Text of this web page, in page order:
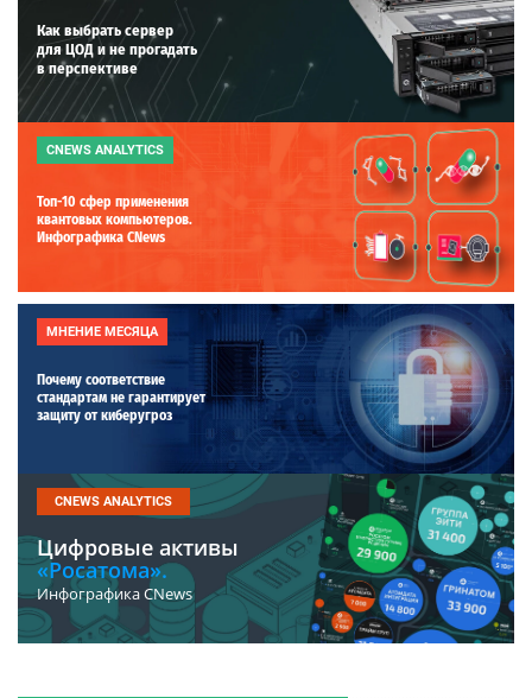
Как выбрать сервер
для ЦОД и не прогадать
в перспективе
CNEWS ANALYTICS
Топ-10 сфер применения
квантовых компьютеров.
Инфографика CNews
МНЕНИЕ МЕСЯЦА
Почему соответствие
стандартам не гарантирует
защиту от киберугроз
CNEWS ANALYTICS
Цифровые активы
«Росатома».
Инфографика CNews